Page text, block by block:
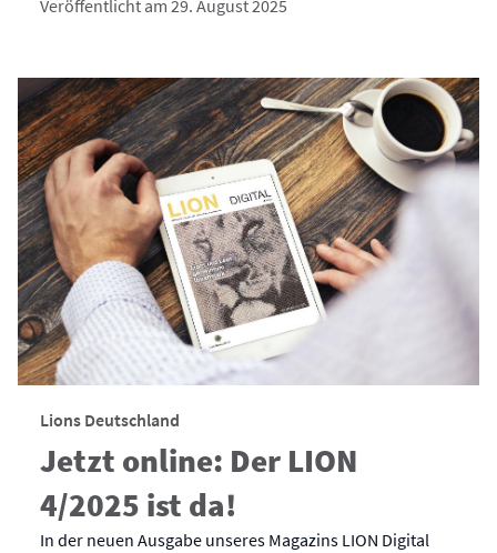
Veröffentlicht am 29. August 2025
Lions Deutschland
Jetzt online: Der LION
4/2025 ist da!
In der neuen Ausgabe unseres Magazins LION Digital